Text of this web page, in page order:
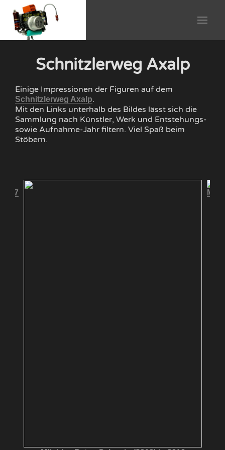
Schnitzlerweg Axalp
Einige Impressionen der Figuren auf dem
Schnitzlerweg Axalp.
Mit den Links unterhalb des Bildes lässt sich die
Sammlung nach Künstler, Werk und Entstehungs-
sowie Aufnahme-Jahr filtern. Viel Spaß beim
Stöbern.